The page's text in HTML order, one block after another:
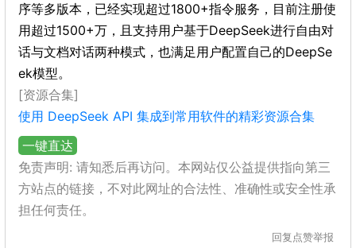
序等多版本，已经实现超过1800+指令服务，目前注册使
用超过1500+万，且支持用户基于DeepSeek进行自由对
话与文档对话两种模式，也满足用户配置自己的DeepSe
ek模型。
[资源合集]
使用 DeepSeek API 集成到常用软件的精彩资源合集
一键直达
免责声明: 请知悉后再访问。本网站仅公益提供指向第三
方站点的链接，不对此网址的合法性、准确性或安全性承
担任何责任。
回复 点赞举报